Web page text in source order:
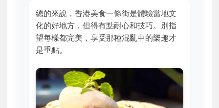
總的來說，香港美食一條街是體驗當地文
化的好地方，但得有點耐心和技巧。別指
望每樣都完美，享受那種混亂中的樂趣才
是重點。